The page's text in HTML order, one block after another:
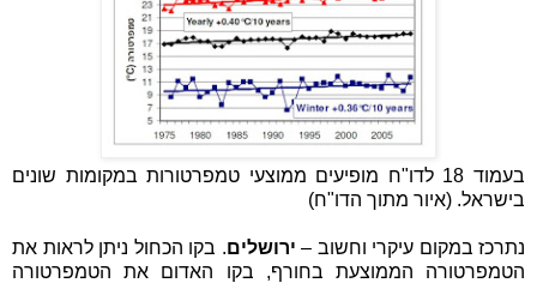
בעמוד 18 לדו"ח מופיעים ממוצעי טמפרטורות במקומות שונים
בישראל. (איור מתוך הדו"ח)
נתרכז במקום עיקרי וחשוב – ירושלים. בקו הכחול ניתן לראות את
הטמפרטורה הממוצעת בחורף, בקו האדום את הטמפרטורה